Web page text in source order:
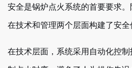
安全是锅炉点火系统的首要要求
在技术和管理两个层面构建了安全
在技术层面，系统采用自动化控